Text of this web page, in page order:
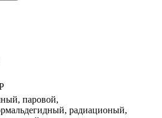
паровой,
радиационый,